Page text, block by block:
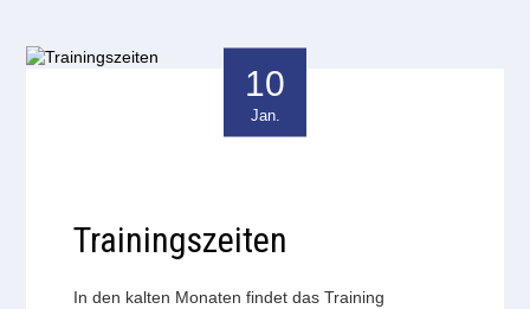
10
Jan.
Trainingszeiten
In den kalten Monaten findet das Training